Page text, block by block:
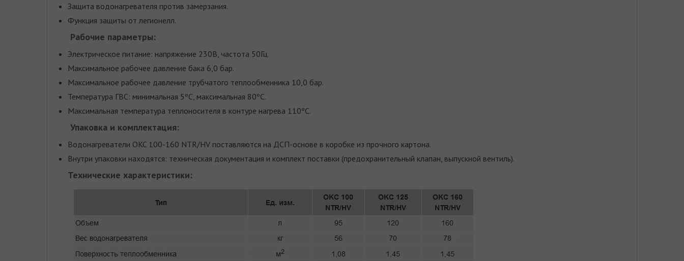
Защита водонагревателя против замерзания.
Функция защиты от легионелл.
Рабочие параметры:
Электрическое питание: напряжение 230В, частота 50Гц.
Максимальное рабочее давление бака 6,0 бар.
Максимальное рабочее давление трубчатого теплообменника 10,0 бар.
Температура ГВС: минимальная 5ºC, максимальная 80ºC.
Максимальная температура теплоносителя в контуре нагрева 110ºС.
Упаковка и комплектация:
Водонагреватели OKC 100-160 NTR/HV поставляются на ДСП-основе в коробке из прочного картона.
Внутри упаковки находятся: техническая документация и комплект поставки (предохранительный клапан, выпускной вентиль).
Технические характеристики: